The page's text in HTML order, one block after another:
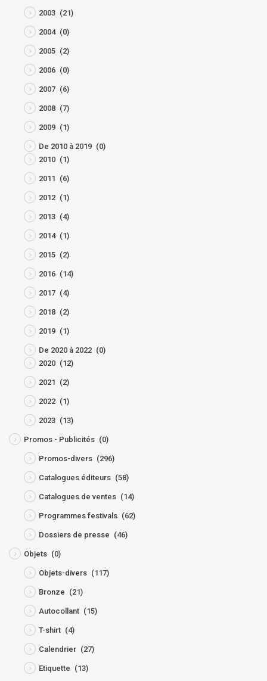
2003 (21)
2004 (0)
2005 (2)
2006 (0)
2007 (6)
2008 (7)
2009 (1)
De 2010 à 2019 (0)
2010 (1)
2011 (6)
2012 (1)
2013 (4)
2014 (1)
2015 (2)
2016 (14)
2017 (4)
2018 (2)
2019 (1)
De 2020 à 2022 (0)
2020 (12)
2021 (2)
2022 (1)
2023 (13)
Promos - Publicités (0)
Promos-divers (296)
Catalogues éditeurs (58)
Catalogues de ventes (14)
Programmes festivals (62)
Dossiers de presse (46)
Objets (0)
Objets-divers (117)
Bronze (21)
Autocollant (15)
T-shirt (4)
Calendrier (27)
Etiquette (13)